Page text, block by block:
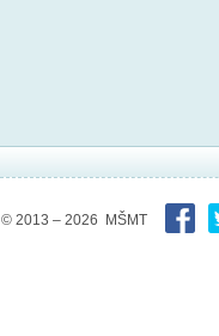
© 2013 – 2026 MŠMT